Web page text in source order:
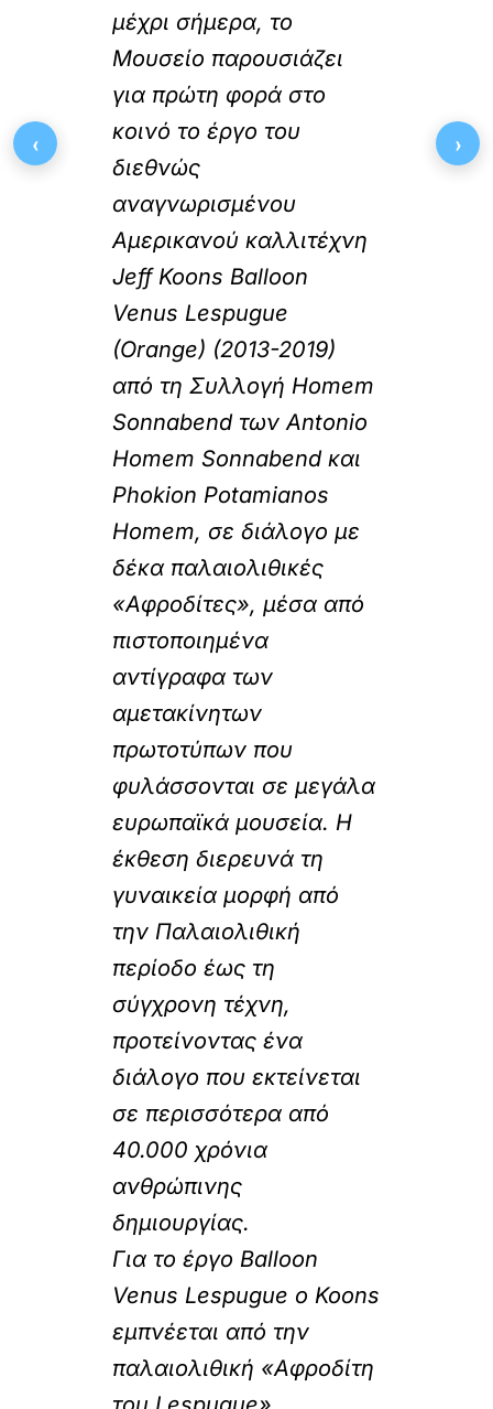
μέχρι σήμερα, το
Μουσείο παρουσιάζει
για πρώτη φορά στο
κοινό το έργο του
διεθνώς
αναγνωρισμένου
Αμερικανού καλλιτέχνη
Jeff Koons Balloon
Venus Lespugue
(Orange) (2013-2019)
από τη Συλλογή Homem
Sonnabend των Antonio
Homem Sonnabend και
Phokion Potamianos
Homem, σε διάλογο με
δέκα παλαιολιθικές
«Αφροδίτες», μέσα από
πιστοποιημένα
αντίγραφα των
αμετακίνητων
πρωτοτύπων που
φυλάσσονται σε μεγάλα
ευρωπαϊκά μουσεία. Η
έκθεση διερευνά τη
γυναικεία μορφή από
την Παλαιολιθική
περίοδο έως τη
σύγχρονη τέχνη,
προτείνοντας ένα
διάλογο που εκτείνεται
σε περισσότερα από
40.000 χρόνια
ανθρώπινης
δημιουργίας.
Για το έργο Balloon
Venus Lespugue ο Koons
εμπνέεται από την
παλαιολιθική «Αφροδίτη
‹ ›